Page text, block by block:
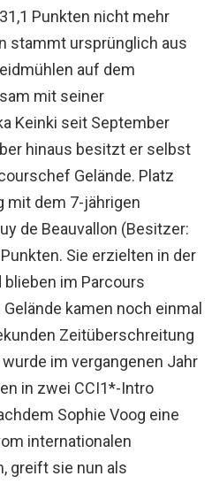
Punkten nicht mehr
stammt ursprünglich aus
auf dem
mit seiner
Keinki seit September
hinaus besitzt er selbst
Gelände. Platz
mit dem 7-jährigen
de Beauvallon (Besitzer:
Sie erzielten in der
blieben im Parcours
kamen noch einmal
Zeitüberschreitung
im vergangenen Jahr
in zwei CCI1*-Intro
Sophie Voog eine
internationalen
greift sie nun als